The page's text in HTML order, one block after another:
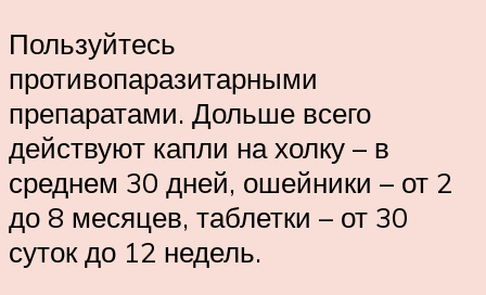
Пользуйтесь
противопаразитарными
препаратами. Дольше всего
действуют капли на холку – в
среднем 30 дней, ошейники – от 2
до 8 месяцев, таблетки – от 30
суток до 12 недель.